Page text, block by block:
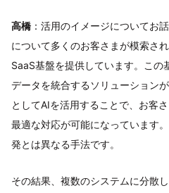
高橋 ：活用のイメージについてお
について多くのお客さまが模索さ
SaaS基盤を提供しています。この
データを統合するソリューション
としてAIを活用することで、お客
最適な対応が可能になっています
発とは異なる手法です。
その結果、複数のシステムに分散